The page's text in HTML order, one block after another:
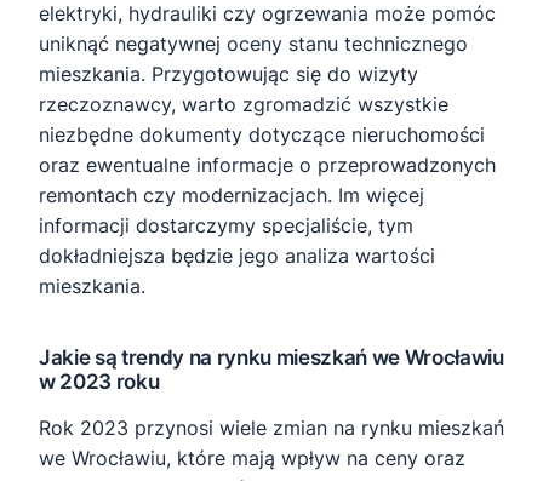
elektryki, hydrauliki czy ogrzewania może pomóc
uniknąć negatywnej oceny stanu technicznego
mieszkania. Przygotowując się do wizyty
rzeczoznawcy, warto zgromadzić wszystkie
niezbędne dokumenty dotyczące nieruchomości
oraz ewentualne informacje o przeprowadzonych
remontach czy modernizacjach. Im więcej
informacji dostarczymy specjaliście, tym
dokładniejsza będzie jego analiza wartości
mieszkania.
Jakie są trendy na rynku mieszkań we Wrocławiu
w 2023 roku
Rok 2023 przynosi wiele zmian na rynku mieszkań
we Wrocławiu, które mają wpływ na ceny oraz